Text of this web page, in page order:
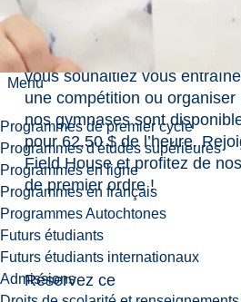
Menu
Programmes de premier cycle
Programmes d'études supérieures
Programmes en ligne
Programmes en français
Programmes Autochtones
Futurs étudiants
Futurs étudiants internationaux
Admissions
volleyball et le badminton, les
D peuvent chacun accueillir
volleyball ou quatre filets de
vous souhaitiez vous
une compétition ou organiser
nos gymnases sont
pour 62,50 $ de l’heure.
Field House et profitez de
de premier ordre !
Réservez ce